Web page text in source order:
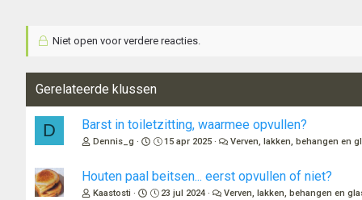
e
Niet open voor verdere reacties.
Gerelateerde klussen
D Barst in toiletzitting, waarmee opvullen?
Dennis_g 15 apr 2025 Verven, lakken, behangen en
Houten paal beitsen... eerst opvullen of niet?
Kaastosti 23 jul 2024 Verven, lakken, behangen en